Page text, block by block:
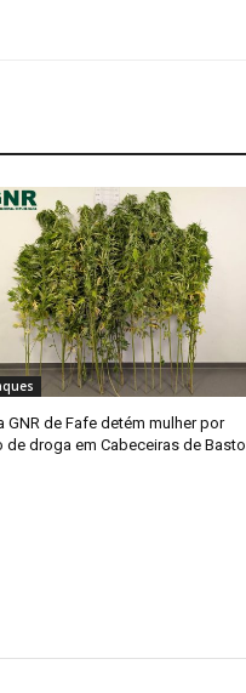
GNR de Fafe detém mulher por
de droga em Cabeceiras de Basto